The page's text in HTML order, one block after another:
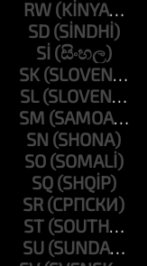
RW
SD
SI
SK
SL
SM
SN
SO
SQ
SR
ST
SU